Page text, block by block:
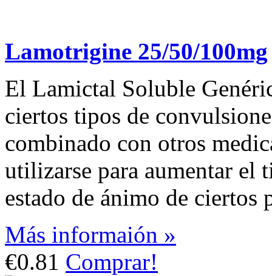
Lamotrigine 25/50/100mg
El Lamictal Soluble
ciertos tipos de
combinado con otros
utilizarse para aumentar el
estado de ánimo de ciertos
Más informaión »
€0.81 Comprar!